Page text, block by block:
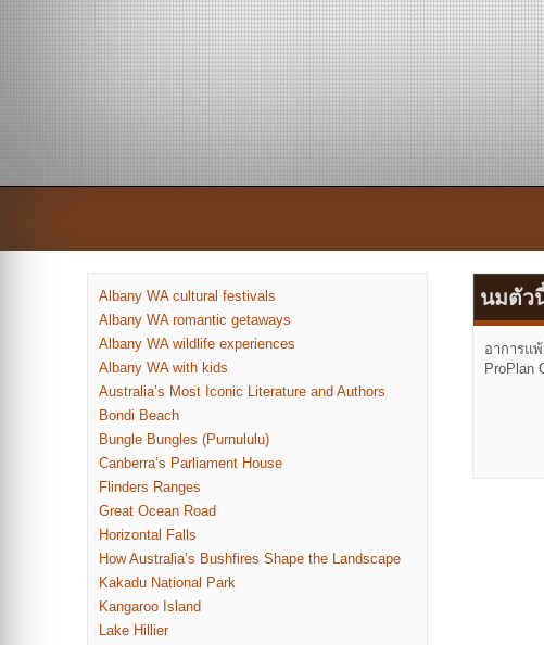
นมตัว
อาการแ
ProPlan
Albany WA cultural festivals
Albany WA romantic getaways
Albany WA wildlife experiences
Albany WA with kids
Australia’s Most Iconic Literature and Authors
Bondi Beach
Bungle Bungles (Purnululu)
Canberra’s Parliament House
Flinders Ranges
Great Ocean Road
Horizontal Falls
How Australia’s Bushfires Shape the Landscape
Kakadu National Park
Kangaroo Island
Lake Hillier